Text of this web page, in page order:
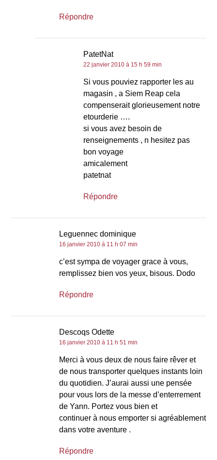
Répondre
PatetNat
22 janvier 2010 à 15 h 59 min
Si vous pouviez rapporter les au
magasin , a Siem Reap cela
compenserait glorieusement notre
etourderie ….
si vous avez besoin de
renseignements , n hesitez pas
bon voyage
amicalement
patetnat
Répondre
Leguennec dominique
16 janvier 2010 à 11 h 07 min
c’est sympa de voyager grace à vous,
remplissez bien vos yeux, bisous. Dodo
Répondre
Descoqs Odette
16 janvier 2010 à 11 h 51 min
Merci à vous deux de nous faire rêver et
de nous transporter quelques instants loin
du quotidien. J’aurai aussi une pensée
pour vous lors de la messe d’enterrement
de Yann. Portez vous bien et
continuer à nous emporter si agréablement
dans votre aventure .
Répondre